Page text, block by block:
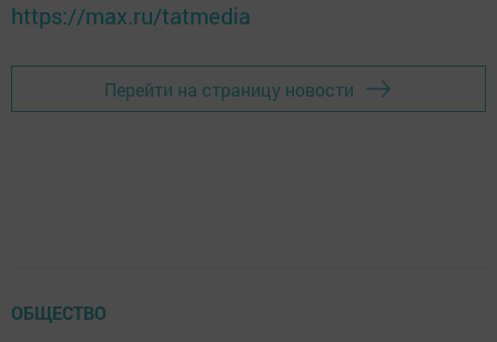
https://max.ru/tatmedia
Перейти на страницу новости
ОБЩЕСТВО